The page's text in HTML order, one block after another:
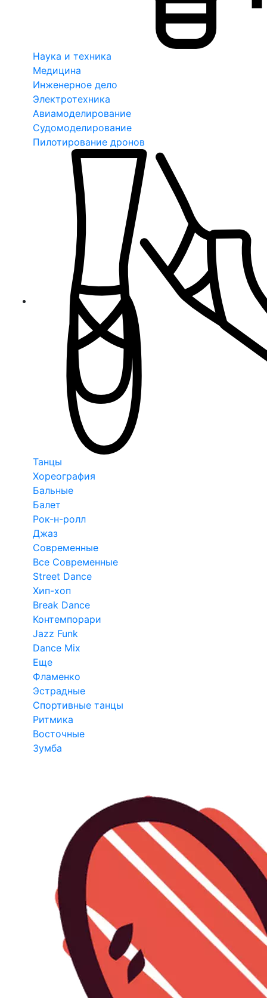
Наука и техника
Медицина
Инженерное дело
Электротехника
Авиамоделирование
Судомоделирование
Пилотирование дронов
Танцы
Хореография
Бальные
Балет
Рок-н-ролл
Джаз
Современные
Все Современные
Street Dance
Хип-хоп
Break Dance
Контемпорари
Jazz Funk
Dance Mix
Еще
Фламенко
Эстрадные
Спортивные танцы
Ритмика
Восточные
Зумба